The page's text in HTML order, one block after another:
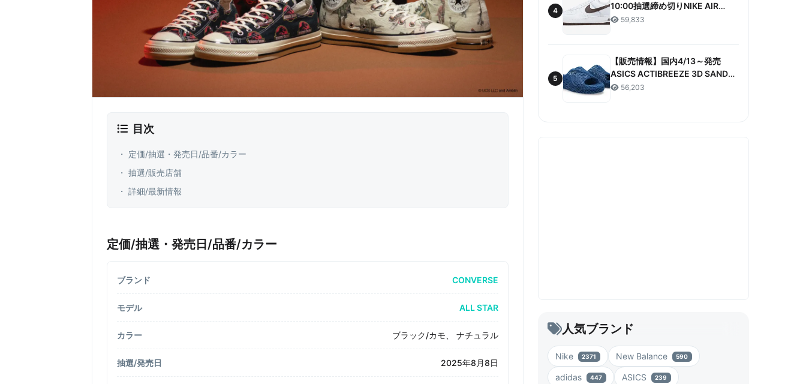
目次
・ 定価/抽選・発売日/品番/カラー
・ 抽選/販売店舗
・ 詳細/最新情報
定価/抽選・発売日/品番/カラー
ブランド CONVERSE
モデル ALL STAR
カラー ブラック/カモ、 ナチュラル
抽選/発売日 2025年8月8日
4
10:00抽選締め切りNIKE AIR
FORCE 1 LOW RETRO COLOR
59,833
5
【販売情報】国内4/13～発売
ASICS ACTIBREEZE 3D SANDAL
“MAKO BLUE” 販売/定価/店舗ま
56,203
人気ブランド
Nike 2371 New Balance 590
adidas 447 ASICS 239